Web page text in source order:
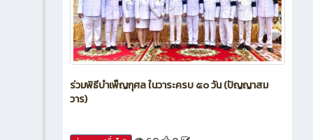
ร่วมพิธีบำเพ็ญกุศล ในวาระครบ ๕๐ วัน (ปัญญาสม
วาร)